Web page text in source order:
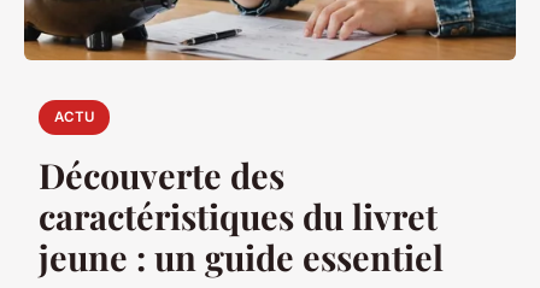
ACTU
Découverte des
caractéristiques du livret
jeune : un guide essentiel